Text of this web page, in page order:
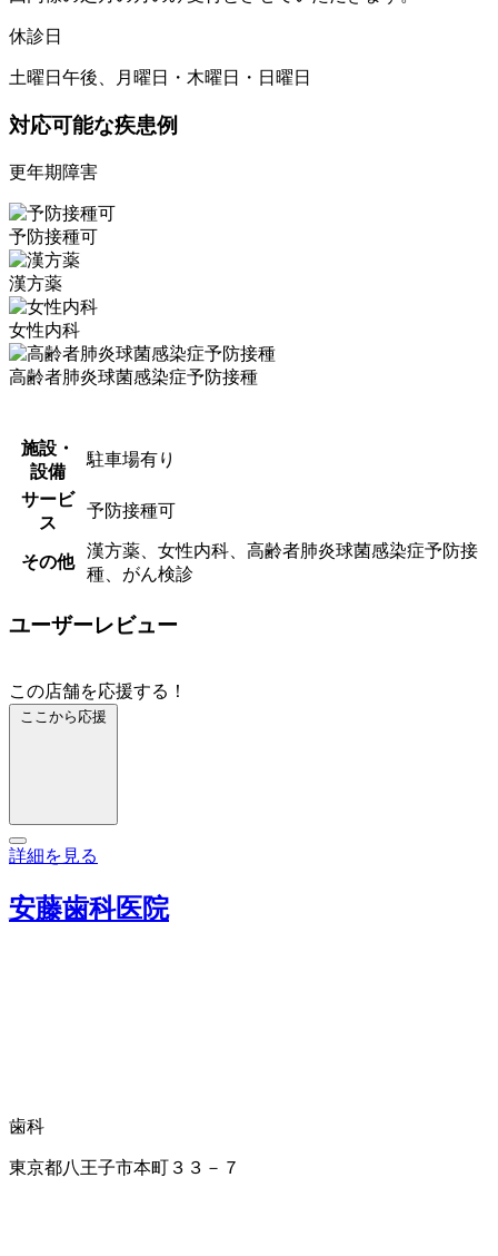
休診日
土曜日午後、月曜日・木曜日・日曜日
対応可能な疾患例
更年期障害
予防接種可
漢方薬
女性内科
高齢者肺炎球菌感染症予防接種
施設・
設備
駐車場有り
サービ
ス
予防接種可
その他
漢方薬、女性内科、高齢者肺炎球菌感染症予防接
種、がん検診
ユーザーレビュー
この店舗を応援する！
ここから応援
詳細を見る
安藤歯科医院
歯科
東京都八王子市本町３３－７